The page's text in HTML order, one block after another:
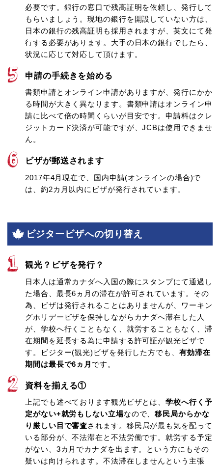
必要です。銀行の窓口で残高証明を依頼し、発行して
もらいましょう。現地の銀行を開設していない方は、
日本の銀行の残高証明も採用されますが、英文にて発
行する必要があります。大手の日本の銀行でしたら、
状況に応じて対応して頂けます。
申請の手続きを始める
書類申請とオンライン申請がありますが、発行にかか
る時間が大きく異なります。書類申請はオンライン申
請に比べて倍の時間くらいが目安です。申請料はクレ
ジットカード決済が可能ですが、JCBは使用できませ
ん。
ビザが郵送されます
2017年4月現在で、国内申請(オンラインの場合)で
は、約2カ月以内にビザが発行されています。
ビジタービザへの切り替え
観光？ビザを発行？
日本人は通常カナダへ入国の際にスタンプにて通過し
た場合、最長6ヵ月の滞在が許可されています。その
為、ビザは発行されることはありませんが、ワーキン
グホリデービザを保持しながらカナダへ滞在した人
が、学校へ行くこともなく、就労することもなく、滞
在期間を延長する為に申請する許可証が観光ビザで
す。ビジター(観光)ビザを発行した方でも、 有効滞在
期間は最長で6ヵ月 です。
資料を揃える①
上記でも述べております観光ビザとは、学校へ行く予
定がない+就労もしない立場なので、移民局からかな
り厳しい目で審査されます。移民局が最も気を配って
いる部分が、不法滞在と不法労働です。就労する予定
がない、3カ月でカナダを出ます。という方にもその
疑いは向けられます。不法滞在しませんという主張